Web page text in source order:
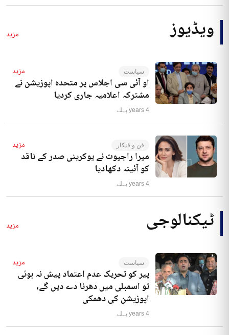
ویڈیوز مزید
سیاست مزید
او آئی سی اجلاس پر متحدہ اپوزیشن نے
مشترکہ اعلامیہ جاری کردیا
4 years پہلے
فن و فنکار مزید
میرا راجپوت نے یوکرینی صدر کے ناقد
کو آئینہ دکھادیا
4 years پہلے
ٹیکنالوجی مزید
سیاست مزید
پیر کو تحریک عدم اعتماد پیش نہ ہوئی
تو اسمبلی میں دھرنا دے دیں گے،
اپوزیشن کی دھمکی
4 years پہلے